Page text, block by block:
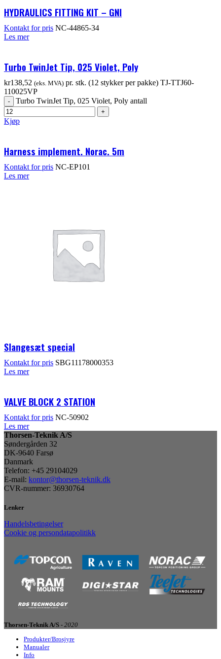
HYDRAULICS FITTING KIT – GNI
Kontakt for pris NC-44865-34
Les mer
Turbo TwinJet Tip, 025 Violet, Poly
kr138,52 (eks. MVA) pr. stk. (12 stykker per pakke) TJ-TTJ60-
110025VP
Turbo TwinJet Tip, 025 Violet, Poly antall
Kjøp
Harness implement. Norac. 5m
Kontakt for pris NC-EP101
Les mer
Slangesæt special
Kontakt for pris SBG11178000353
Les mer
VALVE BLOCK 2 STATION
Kontakt for pris NC-50902
Les mer
Thorsen-Teknik A/S
Søndergården 32
DK-9640 Farsø
Danmark
Telefon: +45 29104029
E-mail: kontor@thorsen-teknik.dk
CVR-nummer: 36930764
Lenker
Handelsbetingelser
Cookie og persondatapolitikk
Thorsen-Teknik A/S - 2020
Produkter/Brosjyre
Manualer
Info